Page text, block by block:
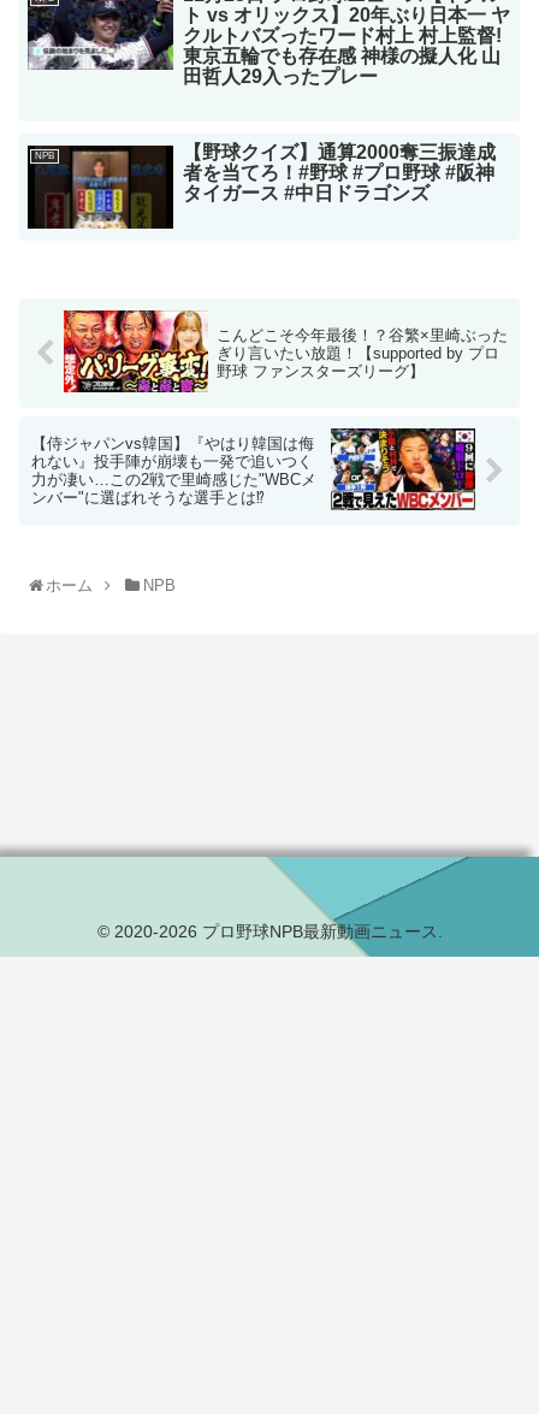
ト vs オリックス】20年ぶり日本一 ヤ
クルトバズったワード村上 村上監督!
東京五輪でも存在感 神様の擬人化 山
田哲人29入ったプレー
NPB
【野球クイズ】通算2000奪三振達成
者を当てろ！#野球 #プロ野球 #阪神
タイガース #中日ドラゴンズ
こんどこそ今年最後！？谷繁×里崎ぶった
ぎり言いたい放題！【supported by プロ
野球 ファンスターズリーグ】
【侍ジャパンvs韓国】『やはり韓国は侮
れない』投手陣が崩壊も一発で追いつく
力が凄い…この2戦で里崎感じた"WBCメ
ンバー"に選ばれそうな選手とは⁉︎
ホーム NPB
© 2020-2026 プロ野球NPB最新動画ニュース.